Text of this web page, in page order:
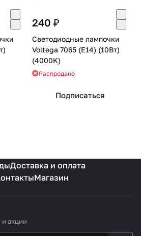
240 ₽
Светодиодные лампочки
Voltega 7065 (E14) (10Вт)
(4000K)
Распродано
Подписаться
Доставка и оплата
Магазин
и акции